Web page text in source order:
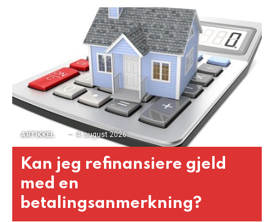
ARTIKKEL 4. august 2026
Kan jeg refinansiere gjeld
med en
betalingsanmerkning?